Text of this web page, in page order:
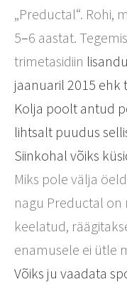
„Preductal“. Rohi,
5–6 aastat.
trimetasidiin
jaanuaril 2015 ehk
Kolja poolt antud
lihtsalt puudus
Siinkohal võiks
Miks pole välja
nagu Preductal
keelatud,
enamusele ei ütle
Võiks ju vaadata